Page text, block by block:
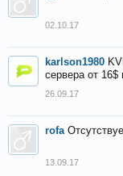
02.10.17
karlson1980
сервера от 16$
26.09.17
rofa
13.09.17